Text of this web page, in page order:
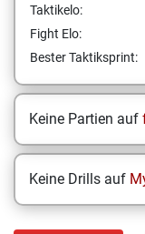
Taktikelo:
Fight Elo:
Bester Taktiksprint:
Keine Partien auf
Keine Drills auf